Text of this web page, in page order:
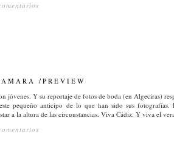
/PREVIEW
jóvenes. Y su reportaje de fotos de boda (en Algeciras)
pequeño anticipo de lo que han sido sus
a la altura de las circunstancias. Viva Cádiz. Y viva el
/PREVIEW